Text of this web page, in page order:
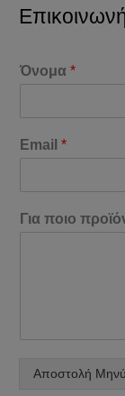
Όνομα*
Email*
Για ποιο
Αποστολή